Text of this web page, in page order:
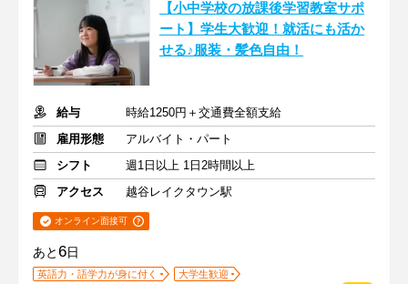
【小中学校の放課後学習教室サポ
ート】学生大歓迎！就活にも活か
せる♪服装・髪色自由！
給与
時給1250円＋交通費全額支給
雇用形態
アルバイト・パート
シフト
週1日以上 1日2時間以上
アクセス
越谷レイクタウン駅
オンライン面接可
あと6日
英語力・語学力が身に付く
大学生歓迎